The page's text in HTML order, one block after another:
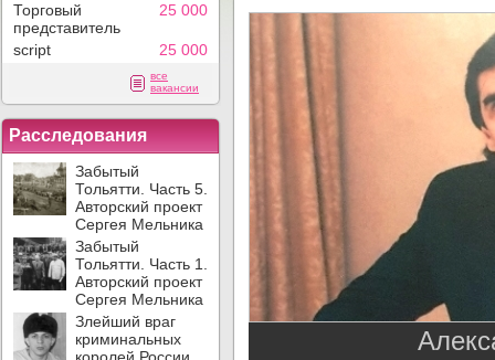
Торговый
представитель
25 000
script 25 000
все
вакансии
Расследования
Забытый
Тольятти. Часть 5.
Авторский проект
Сергея Мельника
Забытый
Тольятти. Часть 1.
Авторский проект
Сергея Мельника
Злейший враг
криминальных